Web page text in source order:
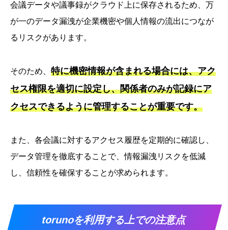
会議データや議事録がクラウド上に保存されるため、万
が一のデータ漏洩が企業機密や個人情報の流出につなが
るリスクがあります。
そのため、 特に機密情報が含まれる場合には、アク
セス権限を適切に設定し、関係者のみが記録にア
クセスできるように管理することが重要です。
また、各会議に対するアクセス履歴を定期的に確認し、
データ管理を徹底することで、情報漏洩リスクを低減
し、信頼性を確保することが求められます。
torunoを利用する上での注意点